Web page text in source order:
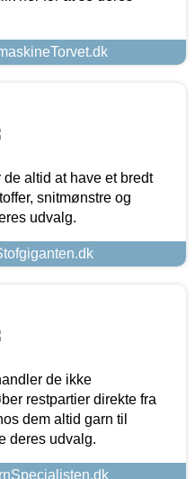
altid at have et bredt
snitmønstre og
udvalg.
de ikke
restpartier direkte fra
dem altid garn til
deres udvalg.